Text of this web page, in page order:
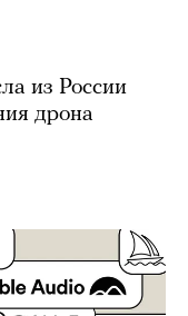
из России
дрона